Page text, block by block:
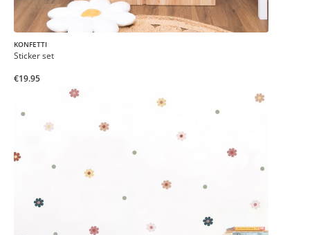
KONFETTI
Sticker set
€19.95